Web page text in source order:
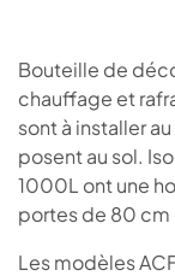
Bouteille de
chauffage et
sont à installer
posent au sol.
1000L ont une
portes de 80 cm
Les modèles